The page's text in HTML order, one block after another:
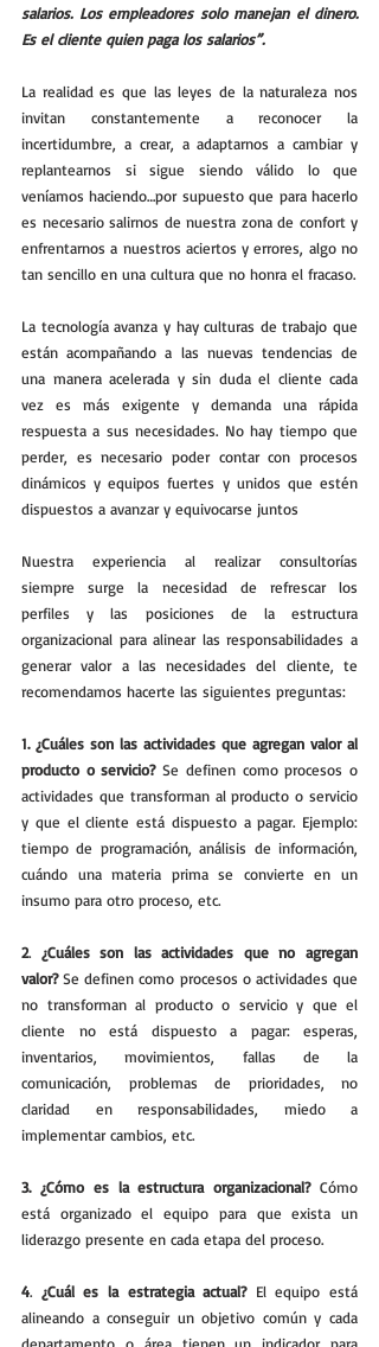
salarios. Los empleadores solo manejan el dinero.
Es el cliente quien paga los salarios”.
La realidad es que las leyes de la naturaleza nos
invitan constantemente a reconocer la
incertidumbre, a crear, a adaptarnos a cambiar y
replantearnos si sigue siendo válido lo que
veníamos haciendo…por supuesto que para hacerlo
es necesario salirnos de nuestra zona de confort y
enfrentarnos a nuestros aciertos y errores, algo no
La tecnología avanza y hay culturas de trabajo que
están acompañando a las nuevas tendencias de
una manera acelerada y sin duda el cliente cada
vez es más exigente y demanda una rápida
respuesta a sus necesidades. No hay tiempo que
perder, es necesario poder contar con procesos
dinámicos y equipos fuertes y unidos que estén
dispuestos a avanzar y equivocarse juntos
Nuestra experiencia al realizar consultorías
siempre surge la necesidad de refrescar los
perfiles y las posiciones de la estructura
organizacional para alinear las responsabilidades a
generar valor a las necesidades del cliente, te
recomendamos hacerte las siguientes preguntas:
1. ¿Cuáles son las actividades que agregan valor al
producto o servicio? Se definen como procesos o
actividades que transforman al producto o servicio
y que el cliente está dispuesto a pagar. Ejemplo:
tiempo de programación, análisis de información,
cuándo una materia prima se convierte en un
insumo para otro proceso, etc.
2. ¿Cuáles son las actividades que no agregan
valor? Se definen como procesos o actividades que
no transforman al producto o servicio y que el
cliente no está dispuesto a pagar: esperas,
inventarios, movimientos, fallas de la
comunicación, problemas de prioridades, no
claridad en responsabilidades, miedo a
implementar cambios, etc.
3. ¿Cómo es la estructura organizacional? Cómo
está organizado el equipo para que exista un
liderazgo presente en cada etapa del proceso.
4. ¿Cuál es la estrategia actual? El equipo está
alineando a conseguir un objetivo común y cada